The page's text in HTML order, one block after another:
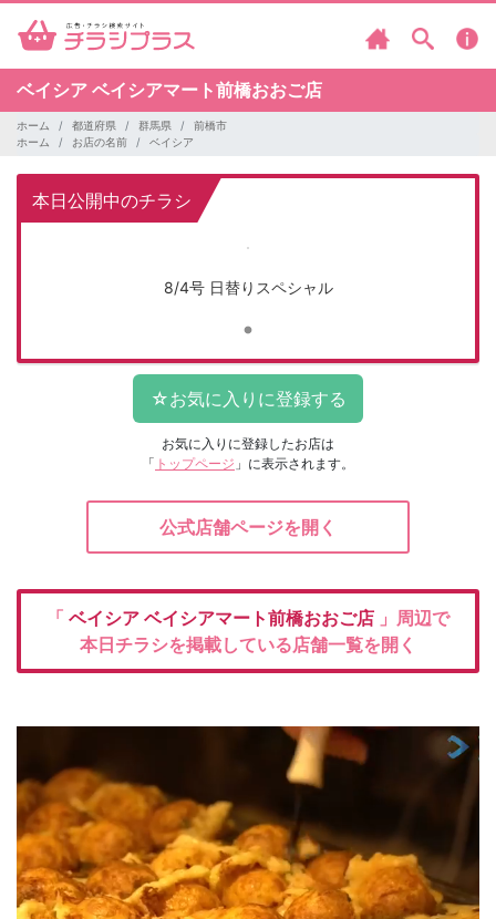
ベイシア ベイシアマート前橋おおご店
ホーム 都道府県 群馬県
前橋市
ホーム
お店の名前 ベイシア
本日公開中のチラシ
8/4号 日替りスペシャル
お気に入りに登録したお店は
「 トップページ 」に表示されます。
公式店舗ページを開く
「 ベイシア ベイシアマート前橋おおご店 」周辺で
本日チラシを掲載している店舗一覧を開く